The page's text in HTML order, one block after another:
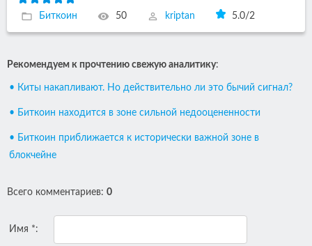
Биткоин 50 kriptan 5.0/2
Рекомендуем к прочтению свежую аналитику:
• Киты накапливают. Но действительно ли это бычий сигнал?
• Биткоин находится в зоне сильной недооцененности
• Биткоин приближается к исторически важной зоне в
блокчейне
Всего комментариев: 0
Имя *: